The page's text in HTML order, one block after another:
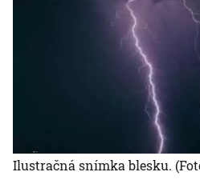
Ilustračná snímka blesku.